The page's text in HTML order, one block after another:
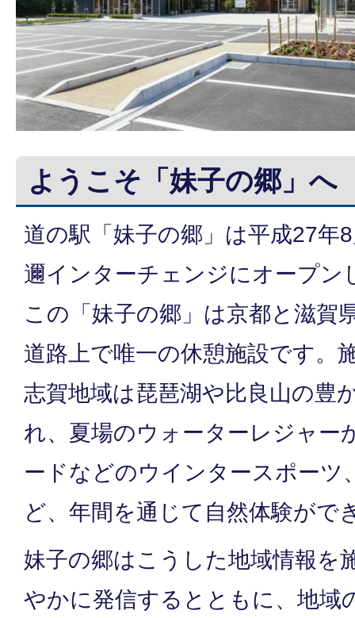
ようこそ「妹子の郷」へ
道の駅「妹子の郷」は平成27年
邇インターチェンジにオープン
この「妹子の郷」は京都と滋賀
道路上で唯一の休憩施設です。
志賀地域は琵琶湖や比良山の豊
れ、夏場のウォーターレジャー
ードなどのウインタースポーツ
ど、年間を通じて自然体験がで
妹子の郷はこうした地域情報を
やかに発信するとともに、地域